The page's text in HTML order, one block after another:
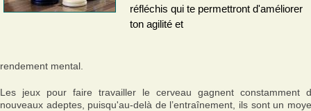
réfléchis qui te permettront d'améliorer
ton agilité et
rendement mental.
Les jeux pour faire travailler le cerveau gagnent constamment
nouveaux adeptes, puisqu'au-delà de l’entraînement, ils sont un